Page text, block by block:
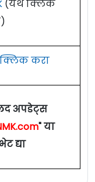
(येथे क्लिक
करा
अपडेट्स
" या
द्या